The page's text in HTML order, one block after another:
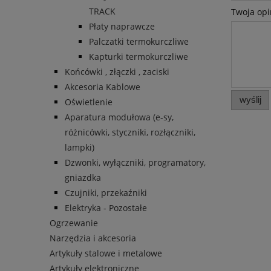
TRACK
Płaty naprawcze
Palczatki termokurczliwe
Kapturki termokurczliwe
Końcówki , złączki , zaciski
Akcesoria Kablowe
Oświetlenie
Aparatura modułowa (e-sy,
różnicówki, styczniki, rozłączniki,
lampki)
Dzwonki, wyłączniki, programatory,
gniazdka
Czujniki, przekaźniki
Elektryka - Pozostałe
Ogrzewanie
Narzędzia i akcesoria
Artykuły stalowe i metalowe
Artykuły elektroniczne
Twoja
wyślij